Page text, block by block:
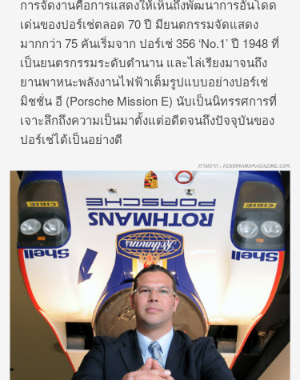
การจัดงานคือการแสดงให้เห็นถึงพัฒนาการอันโดด
เด่นของปอร์เช่ตลอด 70 ปี มียนตกรรมจัดแสดง
มากกว่า 75 คันเริ่มจาก ปอร์เช่ 356 ‘No.1’ ปี 1948 ที่
เป็นยนตรกรรมระดับตำนาน และไล่เรียงมาจนถึง
ยานพาหนะพลังงานไฟฟ้าเต็มรูปแบบอย่างปอร์เช่
มิชชั่น อี (Porsche Mission E) นับเป็นนิทรรศการที่
เจาะลึกถึงความเป็นมาตั้งแต่อดีตจนถึงปัจจุบันของ
ปอร์เช่ได้เป็นอย่างดี